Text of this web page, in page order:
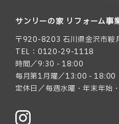
サンリーの家 リフォーム事
〒920-8203 石川県金沢市鞍
TEL：0120-29-1118
時間／9:30 - 18:00
毎月第1月曜／13:00 - 18:00
定休日／毎週水曜・年末年始